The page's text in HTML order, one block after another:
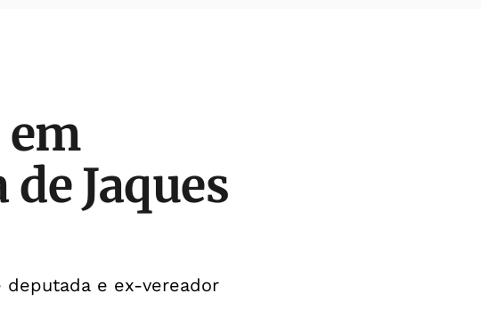
em
Jaques
deputada e ex-vereador